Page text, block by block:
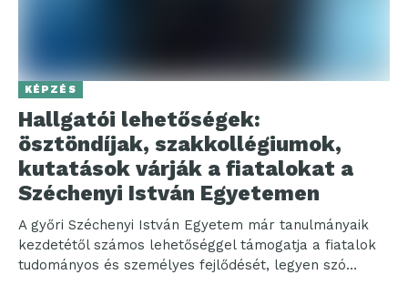
KÉPZÉS
Hallgatói lehetőségek:
ösztöndíjak, szakkollégiumok,
kutatások várják a fiatalokat a
Széchenyi István Egyetemen
A győri Széchenyi István Egyetem már tanulmányaik
kezdetétől számos lehetőséggel támogatja a fiatalok
tudományos és személyes fejlődését, legyen szó